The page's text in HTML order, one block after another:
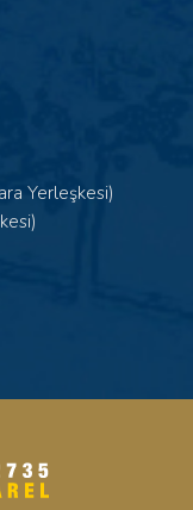
Yerleşkesi)